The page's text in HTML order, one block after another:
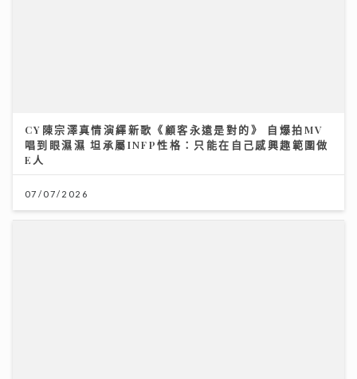
CY陳宗澤真情演繹新歌《顧客永遠是對的》 自爆拍MV
唱到眼濕濕 坦承屬INFP性格：只能在自己感興趣範圍做
E人
07/07/2026